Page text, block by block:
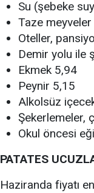
Su (şebeke
Taze
Oteller,
Demir yolu ile
Ekmek 5,94
Peynir 5,15
Alkolsüz
Şekerlemeler,
Okul öncesi
PATATES
Haziranda fiyatı